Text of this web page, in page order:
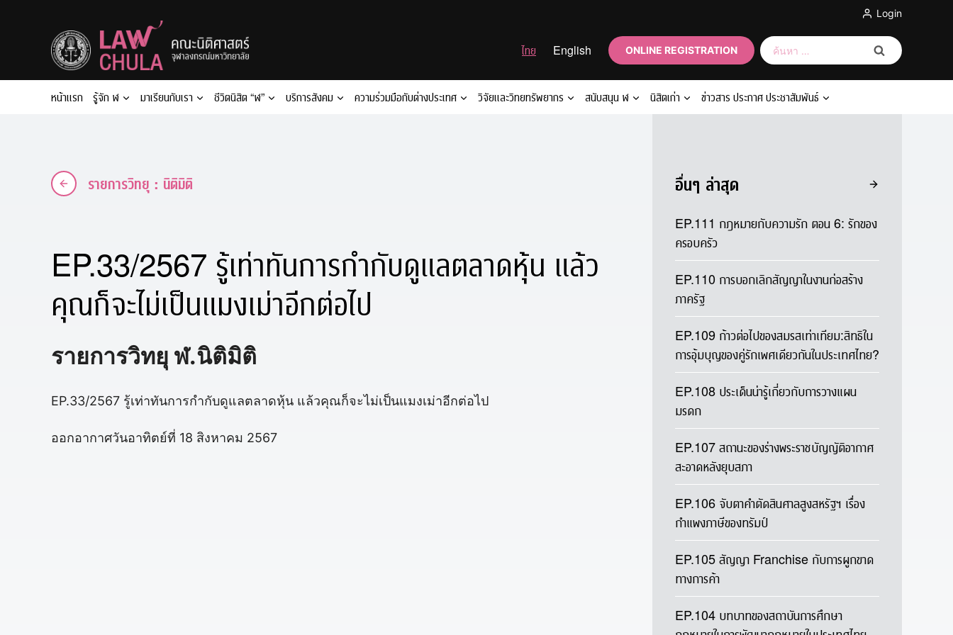
Login
ไทย English ONLINE REGISTRATION
ค้นหา
สำหรับ:
หน้าแรก รู้จัก ฬ มาเรียนกับเรา ชีวิตนิสิต “ฬ” บริการสังคม ความร่วมมือกับต่างประเทศ วิจัยและวิทยทรัพยากร สนับสนุน ฬ นิสิตเก่า ข่าวสาร ประกาศ ประชาสัมพันธ์
รายการวิทยุ : นิติมิติ
EP.33/2567 รู้เท่าทันการกำกับดูแลตลาดหุ้น แล้ว
คุณก็จะไม่เป็นแมงเม่าอีกต่อไป
รายการวิทยุ ฬ.นิติมิติ
EP.33/2567 รู้เท่าทันการกำกับดูแลตลาดหุ้น แล้วคุณก็จะไม่เป็นแมงเม่าอีกต่อไป
ออกอากาศวันอาทิตย์ที่ 18 สิงหาคม 2567
อื่นๆ ล่าสุด
EP.111 กฎหมายกับความรัก ตอน 6: รักของ
ครอบครัว
EP.110 การบอกเลิกสัญญาในงานก่อสร้าง
ภาครัฐ
EP.109 ก้าวต่อไปของสมรสเท่าเทียม:สิทธิใน
การอุ้มบุญของคู่รักเพศเดียวกันในประเทศไทย?
EP.108 ประเด็นน่ารู้เกี่ยวกับการวางแผน
มรดก
EP.107 สถานะของร่างพระราชบัญญัติอากาศ
สะอาดหลังยุบสภา
EP.106 จับตาคำตัดสินศาลสูงสหรัฐฯ เรื่อง
กำแพงภาษีของทรัมป์
EP.105 สัญญา Franchise กับการผูกขาด
ทางการค้า
EP.104 บทบาทของสถาบันการศึกษา